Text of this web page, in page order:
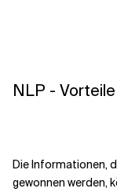
NLP - Vorteile
Die Informationen,
gewonnen werden,